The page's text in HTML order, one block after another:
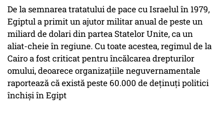
De la semnarea tratatului de pace cu Israelul în 1979,
Egiptul a primit un ajutor militar anual de peste un
miliard de dolari din partea Statelor Unite, ca un
aliat-cheie în regiune. Cu toate acestea, regimul de la
Cairo a fost criticat pentru încălcarea drepturilor
omului, deoarece organizațiile neguvernamentale
raportează că există peste 60.000 de deținuți politici
închiși în Egipt